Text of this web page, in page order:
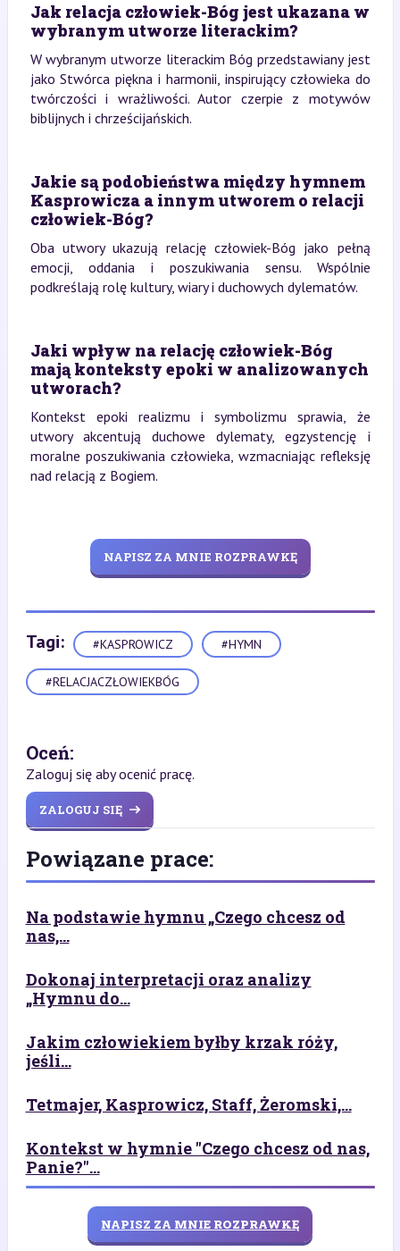
Jak relacja człowiek-Bóg jest ukazana w
wybranym utworze literackim?
W wybranym utworze literackim Bóg przedstawiany jest
jako Stwórca piękna i harmonii, inspirujący człowieka do
twórczości i wrażliwości. Autor czerpie z motywów
biblijnych i chrześcijańskich.
Jakie są podobieństwa między hymnem
Kasprowicza a innym utworem o relacji
człowiek-Bóg?
Oba utwory ukazują relację człowiek-Bóg jako pełną
emocji, oddania i poszukiwania sensu. Wspólnie
podkreślają rolę kultury, wiary i duchowych dylematów.
Jaki wpływ na relację człowiek-Bóg
mają konteksty epoki w analizowanych
utworach?
Kontekst epoki realizmu i symbolizmu sprawia, że
utwory akcentują duchowe dylematy, egzystencję i
moralne poszukiwania człowieka, wzmacniając refleksję
nad relacją z Bogiem.
NAPISZ ZA MNIE ROZPRAWKĘ
Tagi: #KASPROWICZ #HYMN
#RELACJACZŁOWIEKBÓG
Oceń:
Zaloguj się aby ocenić pracę.
ZALOGUJ SIĘ
Powiązane prace:
Na podstawie hymnu „Czego chcesz od
nas,...
Dokonaj interpretacji oraz analizy
„Hymnu do...
Jakim człowiekiem byłby krzak róży,
jeśli...
Tetmajer, Kasprowicz, Staff, Żeromski,...
Kontekst w hymnie "Czego chcesz od nas,
Panie?"...
NAPISZ ZA MNIE ROZPRAWKĘ